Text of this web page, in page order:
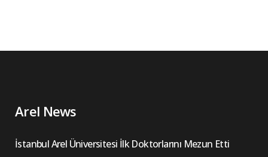
Arel News
İstanbul Arel Üniversitesi İlk Doktorlarını Mezun Etti